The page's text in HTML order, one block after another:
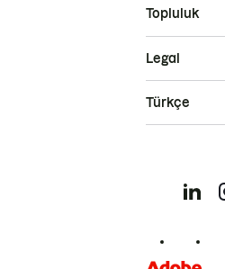
Topluluk
Legal
Türkçe